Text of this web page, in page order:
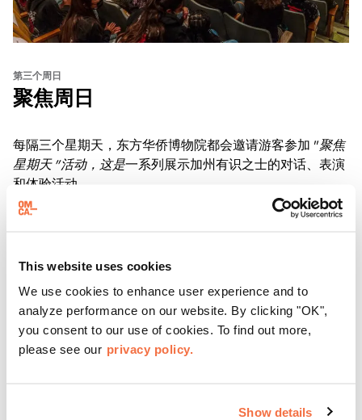
This website uses cookies
We use cookies to enhance user experience and to
analyze performance on our website. By clicking "OK",
you consent to our use of cookies. To find out more,
please see our privacy policy.
Show details
第三个周日
聚焦周日
每隔三个星期天，东方华侨博物院都会邀请游客参加 "聚焦
星期天 "活动，这是一系列展示加州有识之士的对话、表演
和体验活动。
了解更多